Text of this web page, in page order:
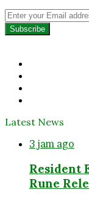
Enter
your
Email
Latest News
3 jam ago
Resident
Rune